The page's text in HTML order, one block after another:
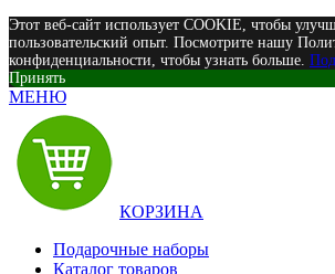
Этот веб-сайт использует COOKIE, чтобы
пользовательский опыт. Посмотрите нашу
конфиденциальности, чтобы узнать больше.
Принять
МЕНЮ
КОРЗИНА
Подарочные наборы
Каталог товаров